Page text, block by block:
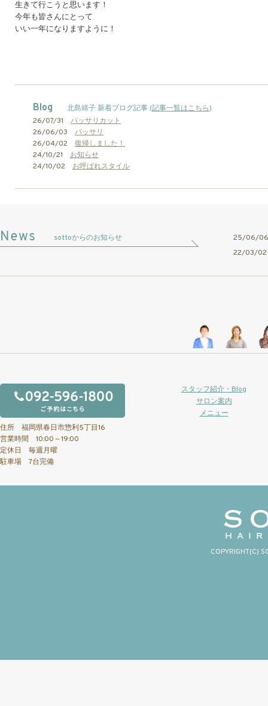
生きて行こうと思います！
今年も皆さんにとって
いい一年になりますように！
Blog 北島靖子 新着ブログ記事 (記事一覧はこちら)
26/07/31 バッサリカット
26/06/03 バッサリ
26/04/02 復帰しました！
24/10/21 お知らせ
24/10/02 お呼ばれスタイル
sottoからのお知らせ
25/06/
22/03/
住所 福岡県春日市惣利5丁目16
営業時間 10:00～19:00
定休日 毎週月曜
駐車場 7台完備
スタッフ紹介・Blog
サロン案内
メニュー
COPYRIGHT(C)